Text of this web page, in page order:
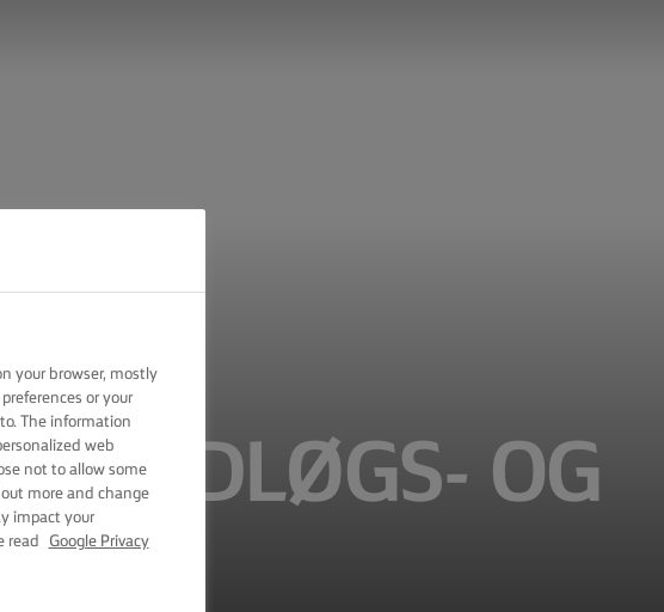
HVIDLØGS- OG
your browser, mostly
or your
The information
web
not to allow some
more and change
impact your
read
Google Privacy